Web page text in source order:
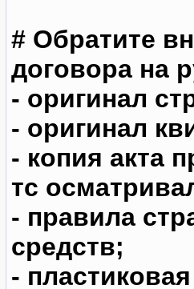
# Обратите
договора на
- оригинал
- оригинал
- копия акта
тс
- правила
средств;
-